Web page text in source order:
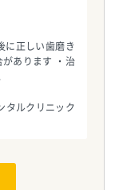
に正しい歯磨き
があります ・治
タルクリニック